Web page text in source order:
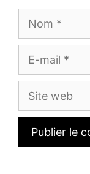
Nom
E-
mail
Site
web